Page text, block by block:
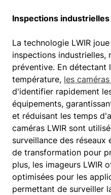
Inspections industrielles
La technologie LWIR
inspections industrielles,
préventive. En détectant
température, les caméras
d'identifier rapidement
équipements,
et réduisant les temps
caméras LWIR sont
surveillance des
de transformation pour
plus, les imageurs LWIR
optimisées pour les
permettant de surveiller